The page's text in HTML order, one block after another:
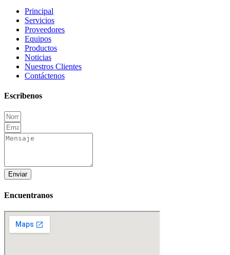
Principal
Servicios
Proveedores
Equipos
Productos
Noticias
Nuestros Clientes
Contáctenos
Escribenos
Enviar
Encuentranos